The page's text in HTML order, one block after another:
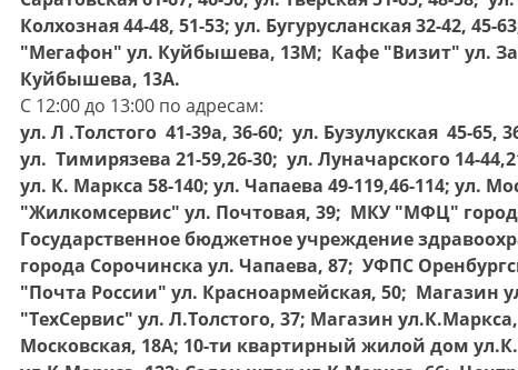
Колхозная 44-48, 51-53; ул. Бугурусланская 32-42, 45-
"Мегафон" ул. Куйбышева, 13М; Кафе "Визит" ул.
Куйбышева, 13А.
С 12:00 до 13:00 по адресам:
ул. Л .Толстого 41-39а, 36-60; ул. Бузулукская 45-65,
ул. Тимирязева 21-59,26-30; ул. Луначарского 14-
ул. К. Маркса 58-140; ул. Чапаева 49-119,46-114; ул.
"Жилкомсервис" ул. Почтовая, 39; МКУ "МФЦ"
Государственное бюджетное учреждение
города Сорочинска ул. Чапаева, 87; УФПС
"Почта России" ул. Красноармейская, 50; Магазин
"ТехСервис" ул. Л.Толстого, 37; Магазин
Московская, 18А; 10-ти квартирный жилой дом